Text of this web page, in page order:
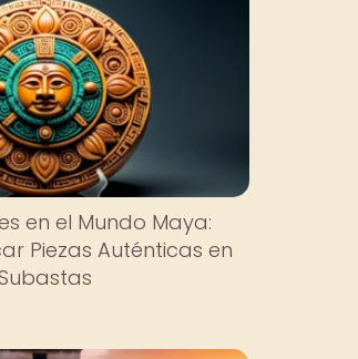
en el Mundo Maya:
Piezas Auténticas en